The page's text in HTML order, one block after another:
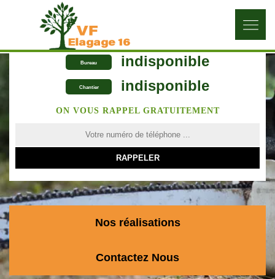
Bureau indisponible
Chantier indisponible
ON VOUS RAPPEL GRATUITEMENT
Nos réalisations
Contactez Nous